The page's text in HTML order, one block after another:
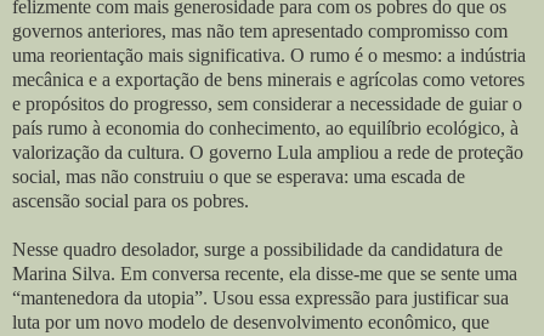
felizmente com mais generosidade para com os pobres do que os
governos anteriores, mas não tem apresentado compromisso com
uma reorientação mais significativa. O rumo é o mesmo: a indústria
mecânica e a exportação de bens minerais e agrícolas como vetores
e propósitos do progresso, sem considerar a necessidade de guiar o
país rumo à economia do conhecimento, ao equilíbrio ecológico, à
valorização da cultura. O governo Lula ampliou a rede de proteção
social, mas não construiu o que se esperava: uma escada de
ascensão social para os pobres.
Nesse quadro desolador, surge a possibilidade da candidatura de
Marina Silva. Em conversa recente, ela disse-me que se sente uma
“mantenedora da utopia”. Usou essa expressão para justificar sua
luta por um novo modelo de desenvolvimento econômico, que